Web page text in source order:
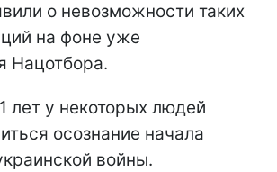
о невозможности таких
на фоне уже
Нацотбора.
лет у некоторых людей
осознание начала
войны.